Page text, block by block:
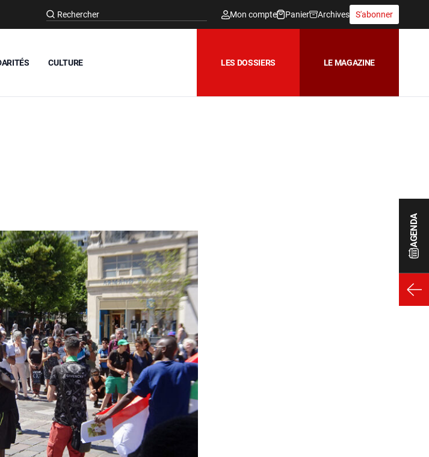
AGENDA
Mon compte Panier Archives S'abonner
CULTURE LES DOSSIERS LE MAGAZINE